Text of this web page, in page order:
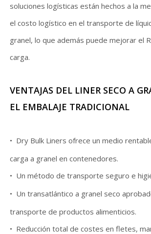
soluciones logísticas están hechos a la
el costo logístico en el transporte de
granel, lo que además puede mejorar el
carga.
VENTAJAS DEL LINER SECO A
EL EMBALAJE TRADICIONAL
• Dry Bulk Liners ofrece un medio
carga a granel en contenedores.
• Un método de transporte seguro e
• Un transatlántico a granel seco
transporte de productos alimenticios.
• Reducción total de costes en fletes,